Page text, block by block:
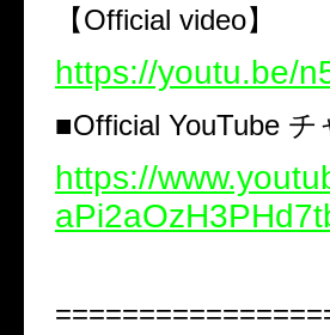
【Official video】
https://youtu.be/
■Official YouTube チ
https://